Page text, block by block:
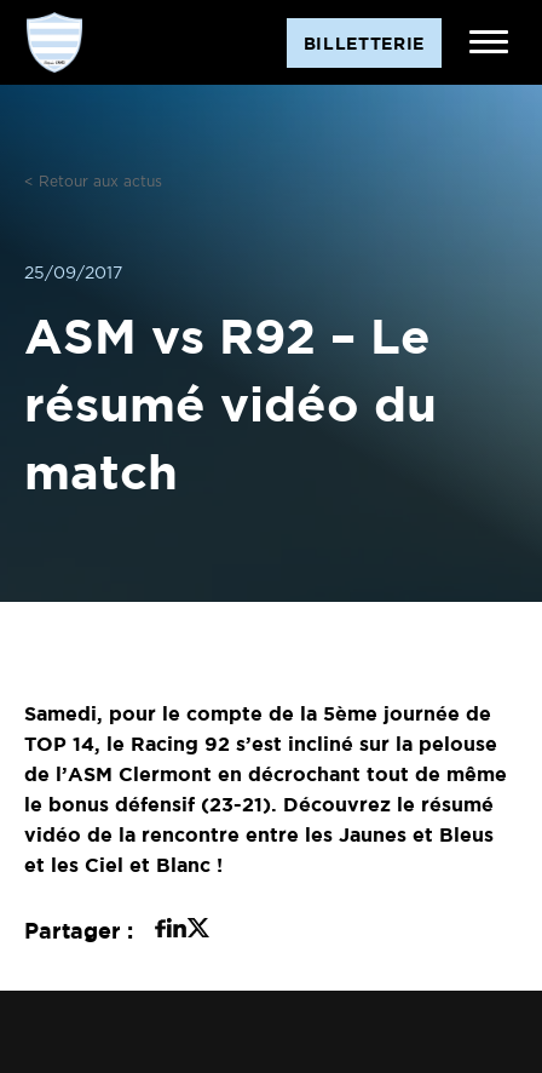
Aller
contenu
BILLETTERIE
< Retour aux actus
25/09/2017
ASM vs R92 – Le
résumé vidéo du
match
Samedi, pour le compte de la 5ème journée de
TOP 14, le Racing 92 s’est incliné sur la pelouse
de l’ASM Clermont en décrochant tout de même
le bonus défensif (23-21). Découvrez le résumé
vidéo de la rencontre entre les Jaunes et Bleus
et les Ciel et Blanc !
Partager :